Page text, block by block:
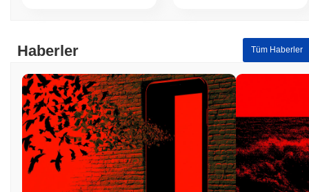
Haberler Tüm Haberler